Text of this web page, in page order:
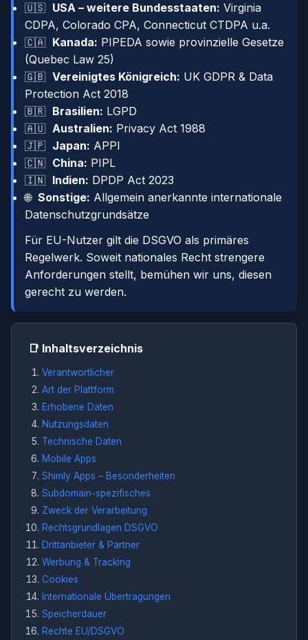
🇺🇸 USA – weitere Bundesstaaten: Virginia
CDPA, Colorado CPA, Connecticut CTDPA u.a.
🇨🇦 Kanada: PIPEDA sowie provinzielle Gesetze
(Quebec Law 25)
🇬🇧 Vereinigtes Königreich: UK GDPR & Data
Protection Act 2018
🇧🇷 Brasilien: LGPD
🇦🇺 Australien: Privacy Act 1988
🇯🇵 Japan: APPI
🇨🇳 China: PIPL
🇮🇳 Indien: DPDP Act 2023
🌐 Sonstige: Allgemein anerkannte internationale
Datenschutzgrundsätze
Für EU-Nutzer gilt die DSGVO als primäres
Regelwerk. Soweit nationales Recht strengere
Anforderungen stellt, bemühen wir uns, diesen
gerecht zu werden.
📑 Inhaltsverzeichnis
Verantwortlicher
Art der Plattform
Erhobene Daten
Nutzungsdaten
Technische Daten
Mobile Apps
Shimly Apps – Besonderheiten
Subdomain-spezifisches
Zweck der Verarbeitung
Rechtsgrundlagen DSGVO
Drittanbieter & Partner
Werbung & Tracking
Cookies
Internationale Übertragungen
Speicherdauer
Rechte EU/DSGVO